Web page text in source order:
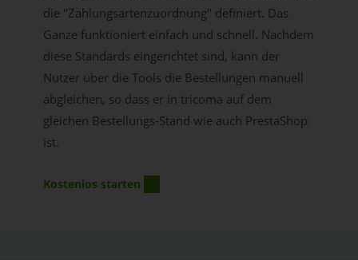
die "Zahlungsartenzuordnung" definiert. Das
Ganze funktioniert einfach und schnell. Nachdem
diese Standards eingerichtet sind, kann der
Nutzer über die Tools die Bestellungen manuell
abgleichen, so dass er in tricoma auf dem
gleichen Bestellungs-Stand wie auch PrestaShop
ist.
Kostenlos starten